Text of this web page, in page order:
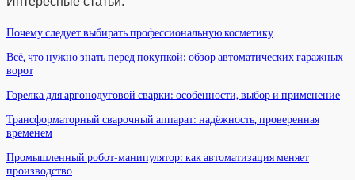
Почему следует выбирать профессиональную косметику
Всё, что нужно знать перед покупкой: обзор автоматических гаражных
ворот
Горелка для аргонодуговой сварки: особенности, выбор и применение
Трансформаторный сварочный аппарат: надёжность, проверенная
временем
Промышленный робот-манипулятор: как автоматизация меняет
производство